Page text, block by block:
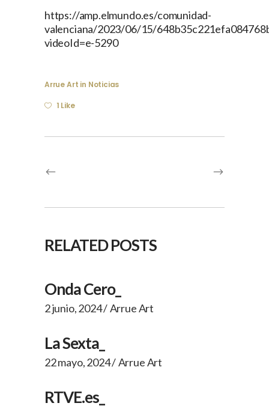
https://amp.elmundo.es/comunidad-
valenciana/2023/06/15/
videoId=e-5290
Arrue Art in Noticias
1 Like
RELATED POSTS
Onda Cero_
2 junio, 2024 Arrue Art
La Sexta_
22 mayo, 2024 Arrue Art
RTVE.es_